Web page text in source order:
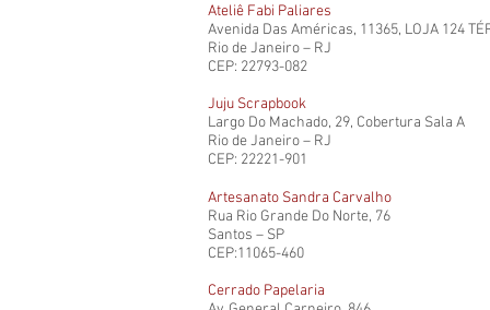
Ateliê Fabi Paliares
Avenida Das Américas, 11365, LOJA 124
Rio de Janeiro – RJ
CEP: 22793-082
Juju Scrapbook
Largo Do Machado, 29, Cobertura Sala A
Rio de Janeiro – RJ
CEP: 22221-901
Artesanato Sandra Carvalho
Rua Rio Grande Do Norte, 76
Santos – SP
CEP:11065-460
Cerrado Papelaria